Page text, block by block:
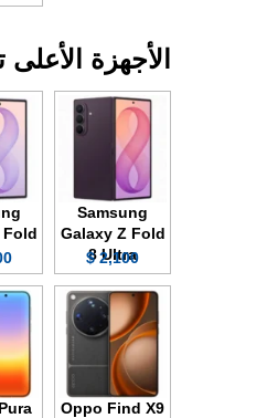
الأجهزة الأعلى
Samsung
Galaxy Z Fold
8 Ultra
2,100 $
Fold
$
Oppo Find X9